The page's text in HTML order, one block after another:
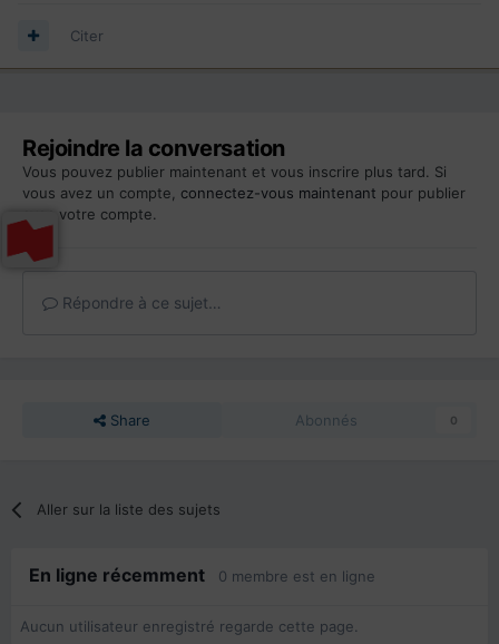
Citer
Rejoindre la conversation
Vous pouvez publier maintenant et vous inscrire plus tard. Si
vous avez un compte, connectez-vous maintenant pour publier
avec votre compte.
Répondre à ce sujet…
Share Abonnés 0
Aller sur la liste des sujets
En ligne récemment 0 membre est en ligne
Aucun utilisateur enregistré regarde cette page.